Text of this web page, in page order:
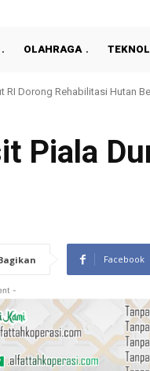
OLAHRAGA
Gelar Sosialisasi
Piala
Facebook
-